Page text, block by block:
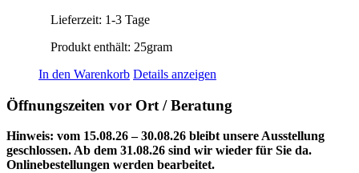
Lieferzeit: 1-3 Tage
Produkt enthält: 25gram
In den Warenkorb Details anzeigen
Öffnungszeiten vor Ort / Beratung
Hinweis: vom 15.08.26 – 30.08.26 bleibt unsere Ausstellung
geschlossen. Ab dem 31.08.26 sind wir wieder für Sie da.
Onlinebestellungen werden bearbeitet.